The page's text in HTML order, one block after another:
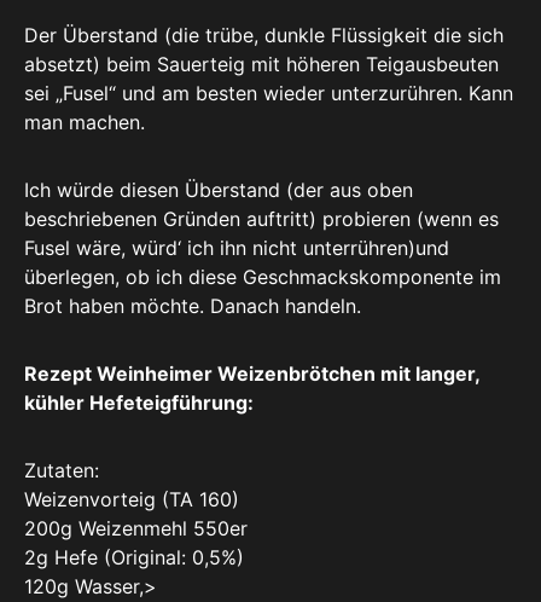
Der Überstand (die trübe, dunkle Flüssigkeit die sich
absetzt) beim Sauerteig mit höheren Teigausbeuten
sei „Fusel“ und am besten wieder unterzurühren. Kann
man machen.
Ich würde diesen Überstand (der aus oben
beschriebenen Gründen auftritt) probieren (wenn es
Fusel wäre, würd‘ ich ihn nicht unterrühren)und
überlegen, ob ich diese Geschmackskomponente im
Brot haben möchte. Danach handeln.
Rezept Weinheimer Weizenbrötchen mit langer,
kühler Hefeteigführung:
Zutaten:
Weizenvorteig (TA 160)
200g Weizenmehl 550er
2g Hefe (Original: 0,5%)
120g Wasser,>